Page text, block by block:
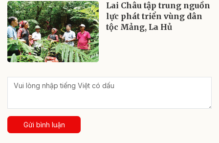
Lai Châu tập trung nguồn
lực phát triển vùng dân
tộc Mảng, La Hủ
Gửi bình luận